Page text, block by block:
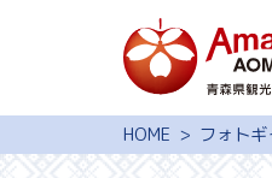
HOME フォトギ